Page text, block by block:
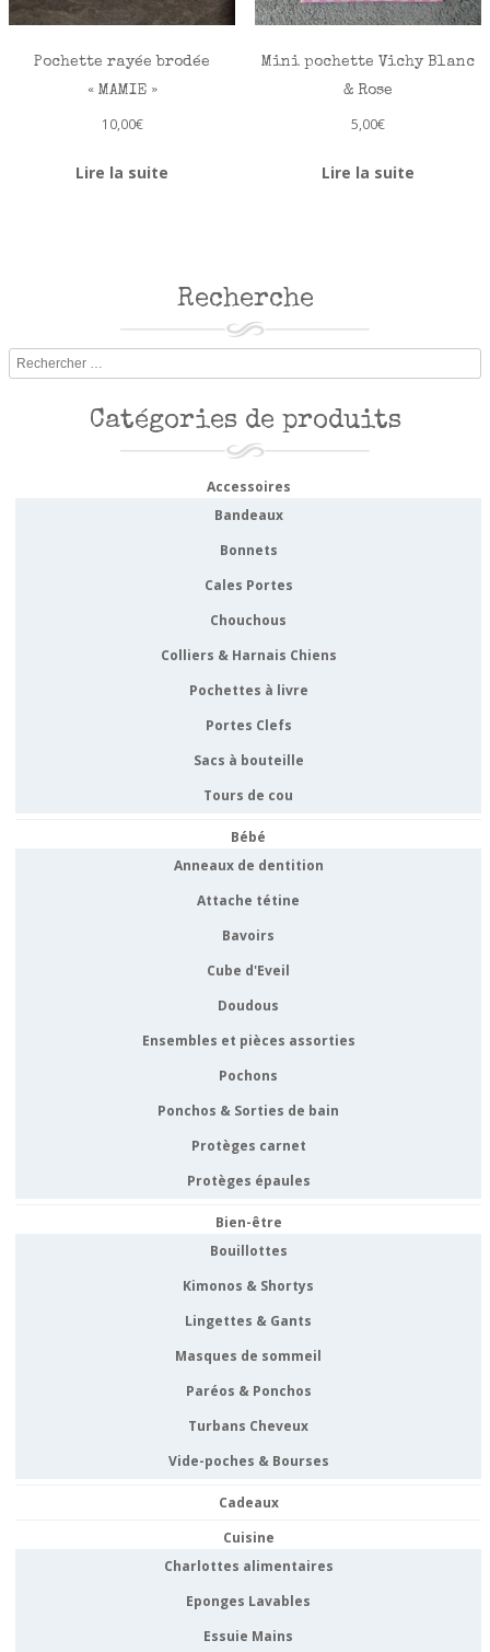
Pochette rayée brodée
« MAMIE »
10,00€
Lire la suite
Mini pochette Vichy Blanc
& Rose
5,00€
Lire la suite
Recherche
Rechercher
Catégories de produits
Accessoires
Bandeaux
Bonnets
Cales Portes
Chouchous
Colliers & Harnais Chiens
Pochettes à livre
Portes Clefs
Sacs à bouteille
Tours de cou
Bébé
Anneaux de dentition
Attache tétine
Bavoirs
Cube d'Eveil
Doudous
Ensembles et pièces assorties
Pochons
Ponchos & Sorties de bain
Protèges carnet
Protèges épaules
Bien-être
Bouillottes
Kimonos & Shortys
Lingettes & Gants
Masques de sommeil
Paréos & Ponchos
Turbans Cheveux
Vide-poches & Bourses
Cadeaux
Cuisine
Charlottes alimentaires
Eponges Lavables
Essuie Mains